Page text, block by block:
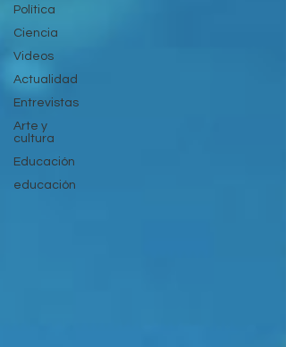
Política
Ciencia
Videos
Actualidad
Entrevistas
Arte y
cultura
Educación
educación